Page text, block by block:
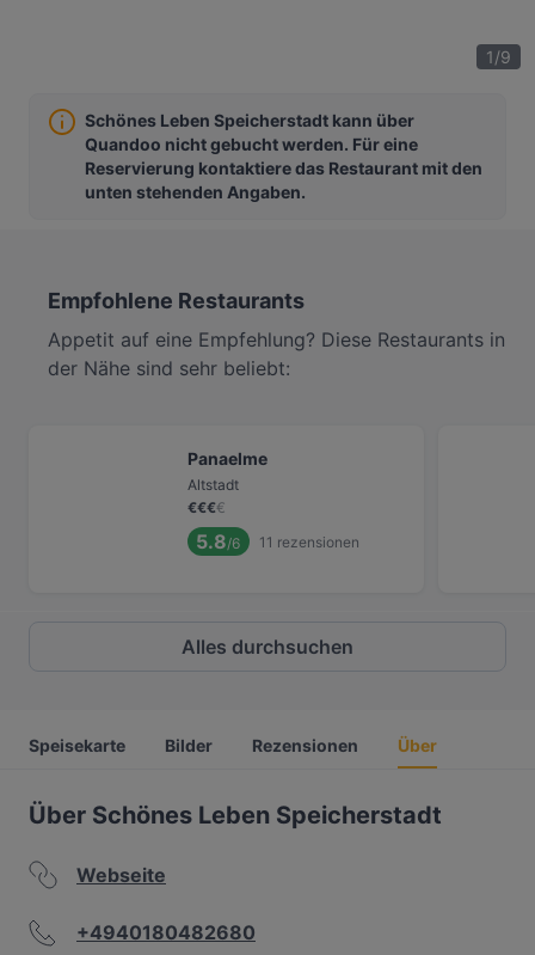
1/9
Schönes Leben Speicherstadt kann über
Quandoo nicht gebucht werden. Für eine
Reservierung kontaktiere das Restaurant mit den
unten stehenden Angaben.
Empfohlene Restaurants
Appetit auf eine Empfehlung? Diese Restaurants in
der Nähe sind sehr beliebt:
Panaelme
Altstadt
€€€€
5.8/6 11 rezensionen
Alles durchsuchen
Speisekarte Bilder Rezensionen Über
Über Schönes Leben Speicherstadt
Webseite
+4940180482680